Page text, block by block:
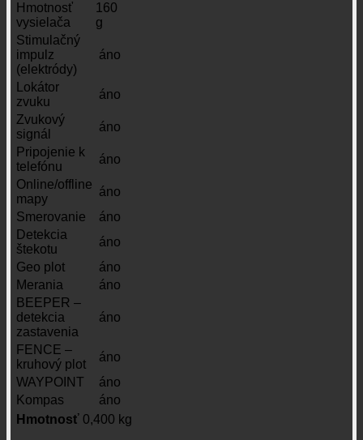
Hmotnosť
vysielača
160
g
Stimulačný
impulz
(elektródy)
áno
Lokátor
zvuku
áno
Zvukový
signál
áno
Pripojenie k
telefónu
áno
Online/offline
mapy
áno
Smerovanie
áno
Detekcia
štekotu
áno
Geo plot
áno
Merania
áno
BEEPER –
detekcia
zastavenia
áno
FENCE –
kruhový plot
áno
WAYPOINT
áno
Kompas
áno
Hmotnosť 0,400 kg